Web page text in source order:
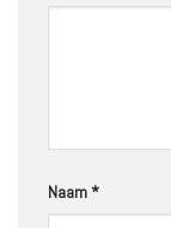
Naam*